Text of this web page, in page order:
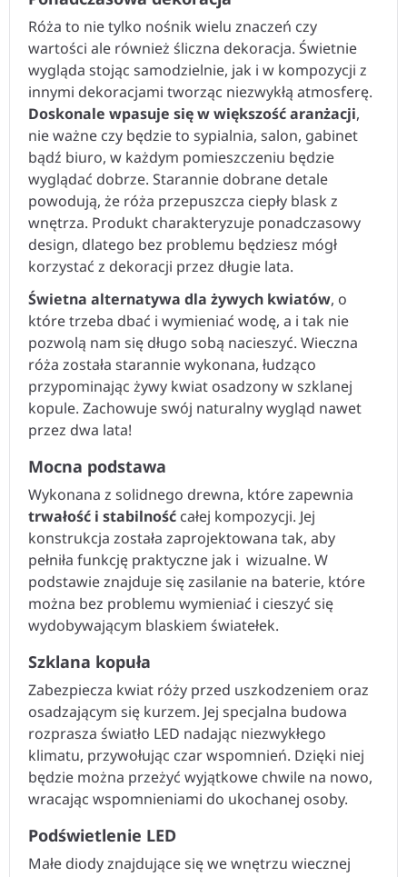
Róża to nie tylko nośnik wielu znaczeń czy
wartości ale również śliczna dekoracja. Świetnie
wygląda stojąc samodzielnie, jak i w kompozycji z
innymi dekoracjami tworząc niezwykłą atmosferę.
Doskonale wpasuje się w większość aranżacji,
nie ważne czy będzie to sypialnia, salon, gabinet
bądź biuro, w każdym pomieszczeniu będzie
wyglądać dobrze. Starannie dobrane detale
powodują, że róża przepuszcza ciepły blask z
wnętrza. Produkt charakteryzuje ponadczasowy
design, dlatego bez problemu będziesz mógł
korzystać z dekoracji przez długie lata.
które trzeba dbać i wymieniać wodę, a i tak nie
pozwolą nam się długo sobą nacieszyć. Wieczna
róża została starannie wykonana, łudząco
przypominając żywy kwiat osadzony w szklanej
kopule. Zachowuje swój naturalny wygląd nawet
przez dwa lata!
Wykonana z solidnego drewna, które zapewnia
trwałość i stabilnośćcałej kompozycji. Jej
konstrukcja została zaprojektowana tak, aby
pełniła funkcję praktyczne jak i wizualne. W
podstawie znajduje się zasilanie na baterie, które
można bez problemu wymieniać i cieszyć się
wydobywającym blaskiem światełek.
Zabezpiecza kwiat róży przed uszkodzeniem oraz
osadzającym się kurzem. Jej specjalna budowa
rozprasza światło LED nadając niezwykłego
klimatu, przywołując czar wspomnień. Dzięki niej
będzie można przeżyć wyjątkowe chwile na nowo,
wracając wspomnieniami do ukochanej osoby.
Małe diody znajdujące się we wnętrzu wiecznej
róży pod szklaną kopułą to nietuzinkowy element